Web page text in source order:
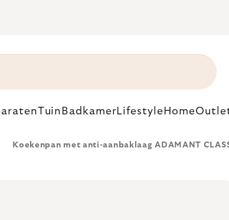
Tuin BadkamerLifestyle Home
Koekenpan met anti-aanbaklaag ADAMANT